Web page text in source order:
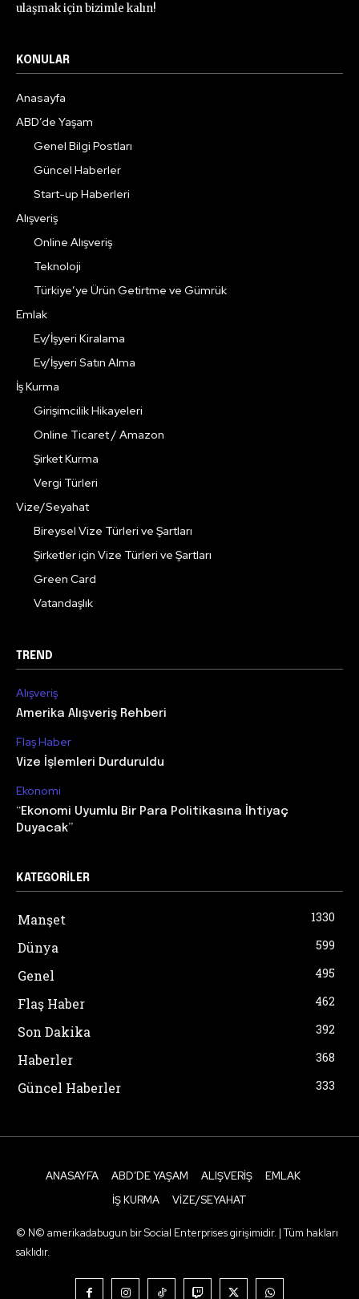
ulaşmak için bizimle kalın!
KONULAR
Anasayfa
ABD’de Yaşam
Genel Bilgi Postları
Güncel Haberler
Start-up Haberleri
Alışveriş
Online Alışveriş
Teknoloji
Türkiye’ye Ürün Getirtme ve Gümrük
Emlak
Ev/İşyeri Kiralama
Ev/İşyeri Satın Alma
İş Kurma
Girişimcilik Hikayeleri
Online Ticaret / Amazon
Şirket Kurma
Vergi Türleri
Vize/Seyahat
Bireysel Vize Türleri ve Şartları
Şirketler için Vize Türleri ve Şartları
Green Card
Vatandaşlık
TREND
Alışveriş
Amerika Alışveriş Rehberi
Flaş Haber
Vize İşlemleri Durduruldu
Ekonomi
“Ekonomi Uyumlu Bir Para Politikasına İhtiyaç
Duyacak”
KATEGORILER
Manşet 1330
Dünya 599
Genel 495
Flaş Haber 462
Son Dakika 392
Haberler 368
Güncel Haberler 333
ANASAYFA ABD’DE YAŞAM ALIŞVERIŞ
EMLAK
İŞ KURMA
VIZE/SEYAHAT
© N© amerikadabugun bir Social Enterprises girişimidir. | Tüm hakları
saklıdır.